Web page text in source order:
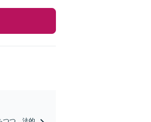
つつ、法的